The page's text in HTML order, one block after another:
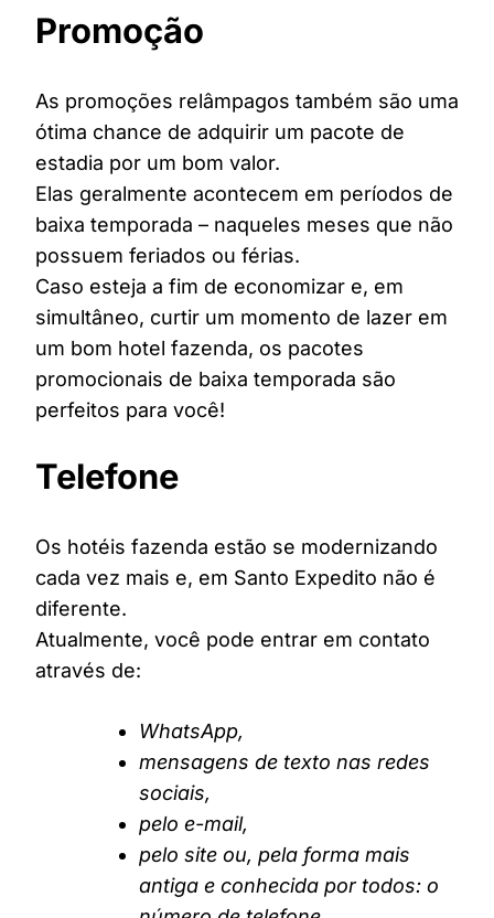
Promoção
As promoções relâmpagos também são uma
ótima chance de adquirir um pacote de
estadia por um bom valor.
Elas geralmente acontecem em períodos de
baixa temporada – naqueles meses que não
possuem feriados ou férias.
Caso esteja a fim de economizar e, em
simultâneo, curtir um momento de lazer em
um bom hotel fazenda, os pacotes
promocionais de baixa temporada são
perfeitos para você!
Telefone
Os hotéis fazenda estão se modernizando
cada vez mais e, em Santo Expedito não é
diferente.
Atualmente, você pode entrar em contato
através de:
WhatsApp,
mensagens de texto nas redes
sociais,
pelo e-mail,
pelo site ou, pela forma mais
antiga e conhecida por todos: o